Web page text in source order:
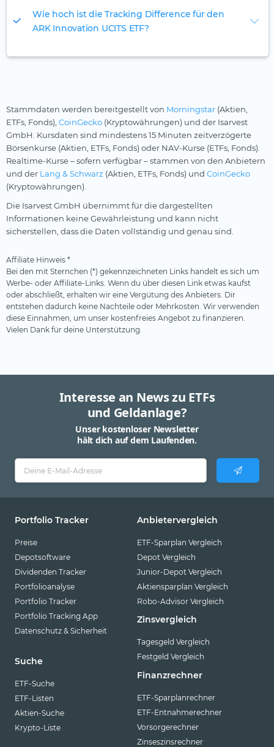
Wie hoch ist die Tracking Difference für den
ARK Innovation UCITS ETF?
Stammdaten werden bereitgestellt von Morningstar (Aktien,
ETFs, Fonds), CoinGecko (Kryptowährungen) und der Isarvest
GmbH. Kursdaten sind mindestens 15 Minuten zeitverzögerte
Börsenkurse (Aktien, ETFs, Fonds) oder NAV-Kurse (ETFs, Fonds).
Realtime-Kurse – sofern verfügbar – stammen von den Anbietern
und der Lang & Schwarz (Aktien, ETFs, Fonds) und CoinGecko
(Kryptowährungen).
Die Isarvest GmbH übernimmt für die dargestellten
Informationen keine Gewährleistung und kann nicht
sicherstellen, dass die Daten vollständig und genau sind.
Affiliate Hinweis *
Bei den mit Sternchen (*) gekennzeichneten Links handelt es sich um
Werbe- oder Affiliate-Links. Wenn du über diesen Link etwas kaufst
oder abschließt, erhalten wir eine Vergütung des Anbieters. Dir
entstehen dadurch keine Nachteile oder Mehrkosten. Wir verwenden
diese Einnahmen, um unser kostenfreies Angebot zu finanzieren.
Vielen Dank für deine Unterstützung.
Interesse an News zu ETFs
und Geldanlage?
Unser kostenloser Newsletter
hält dich auf dem Laufenden.
Portfolio Tracker
Preise
Depotsoftware
Dividenden Tracker
Portfolioanalyse
Portfolio Tracker
Portfolio Tracking App
Datenschutz & Sicherheit
Suche
ETF-Suche
ETF-Listen
Aktien-Suche
Krypto-Liste
Anbietervergleich
ETF-Sparplan Vergleich
Depot Vergleich
Junior-Depot Vergleich
Aktiensparplan Vergleich
Robo-Advisor Vergleich
Zinsvergleich
Tagesgeld Vergleich
Festgeld Vergleich
Finanzrechner
ETF-Sparplanrechner
ETF-Entnahmerechner
Vorsorgerechner
Zinseszinsrechner